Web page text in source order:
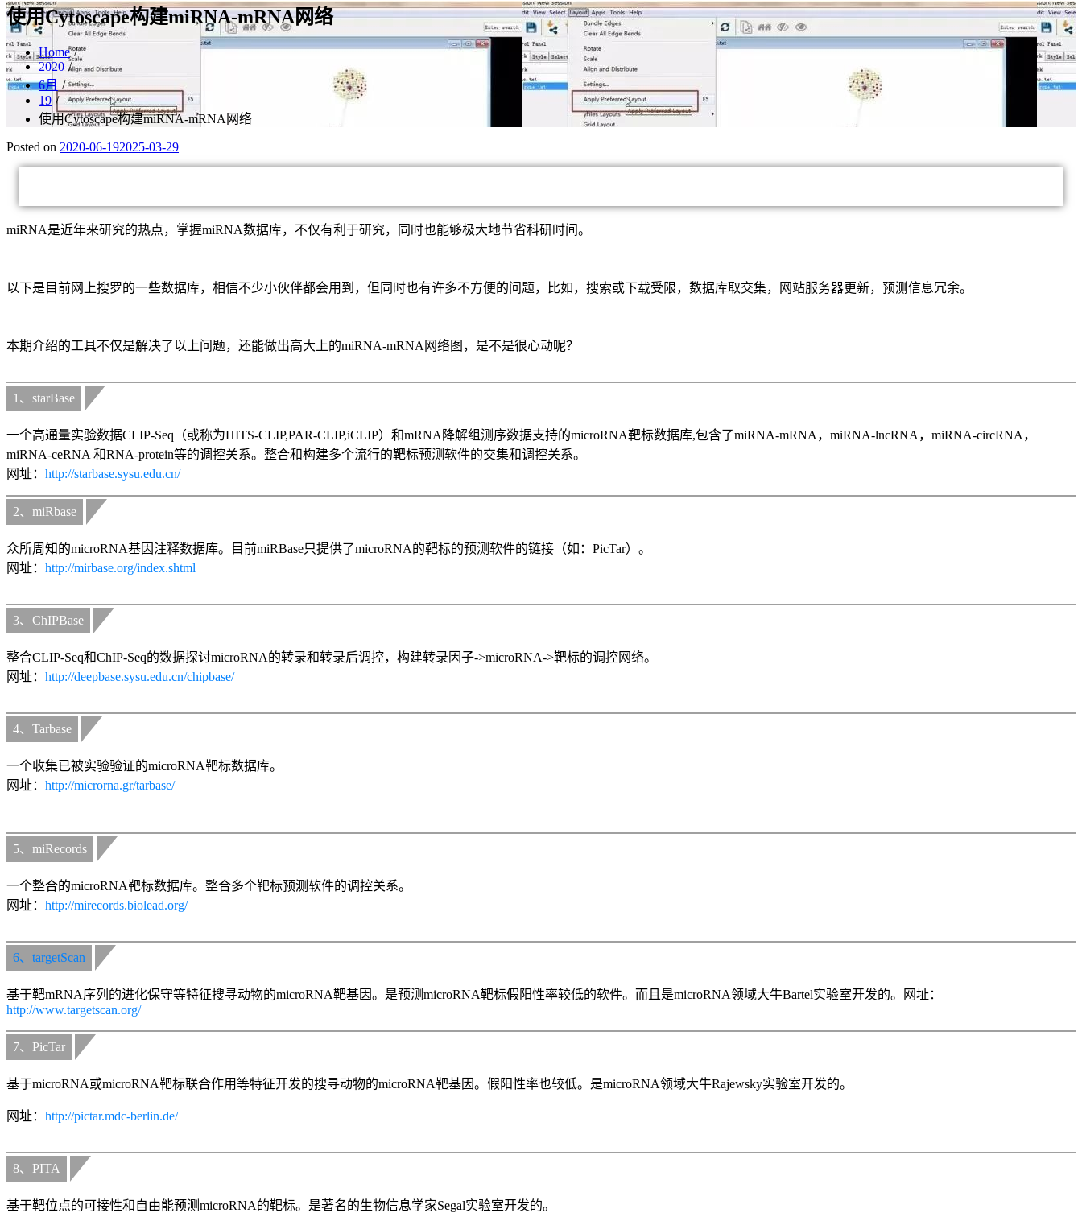
使用Cytoscape构建miRNA-mRNA网络
Home
2020
6月
19
使用Cytoscape构建miRNA-mRNA网络
Posted on 2020-06-192025-03-29
miRNA是近年来研究的热点，掌握miRNA数据库，不仅有利于研究，同时也能够极大地节省科研时间。
以下是目前网上搜罗的一些数据库，相信不少小伙伴都会用到，但同时也有许多不方便的问题，比如，搜索或下载受限，数据库取交集，网站服务器更新，预测信息冗余。
本期介绍的工具不仅是解决了以上问题，还能做出高大上的miRNA-mRNA网络图，是不是很心动呢？
1、starBase
一个高通量实验数据CLIP-Seq（或称为HITS-CLIP,PAR-CLIP,iCLIP）和mRNA降解组测序数据支持的microRNA靶标数据库,包含了miRNA-mRNA，miRNA-lncRNA，miRNA-circRNA，
miRNA-ceRNA 和RNA-protein等的调控关系。整合和构建多个流行的靶标预测软件的交集和调控关系。
网址： http://starbase.sysu.edu.cn/
2、miRbase
众所周知的microRNA基因注释数据库。目前miRBase只提供了microRNA的靶标的预测软件的链接（如：PicTar）。
网址： http://mirbase.org/index.shtml
3、ChIPBase
整合CLIP-Seq和ChIP-Seq的数据探讨microRNA的转录和转录后调控，构建转录因子->microRNA->靶标的调控网络。
网址： http://deepbase.sysu.edu.cn/chipbase/
4、Tarbase
一个收集已被实验验证的microRNA靶标数据库。
网址： http://microrna.gr/tarbase/
5、miRecords
一个整合的microRNA靶标数据库。整合多个靶标预测软件的调控关系。
网址： http://mirecords.biolead.org/
6、targetScan
基于靶mRNA序列的进化保守等特征搜寻动物的microRNA靶基因。是预测microRNA靶标假阳性率较低的软件。而且是microRNA领域大牛Bartel实验室开发的。网址：
http://www.targetscan.org/
7、PicTar
基于microRNA或microRNA靶标联合作用等特征开发的搜寻动物的microRNA靶基因。假阳性率也较低。是microRNA领域大牛Rajewsky实验室开发的。
网址： http://pictar.mdc-berlin.de/
8、PITA
基于靶位点的可接性和自由能预测microRNA的靶标。是著名的生物信息学家Segal实验室开发的。